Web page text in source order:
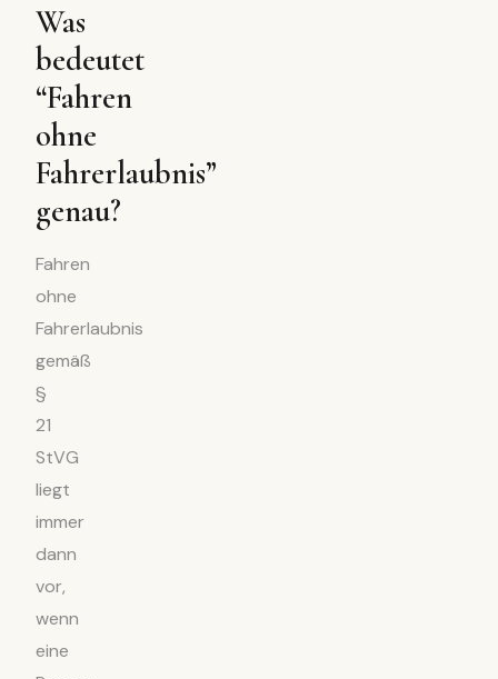
Was
bedeutet
“Fahren
ohne
Fahrerlaubnis”
genau?
Fahren
ohne
Fahrerlaubnis
gemäß
§
21
StVG
liegt
immer
dann
vor,
wenn
eine